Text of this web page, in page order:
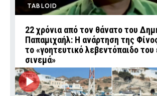
TABLOID
22 χρόνια από τον θάνατο του
Παπαμιχαήλ: Η ανάρτηση της
το «γοητευτικό λεβεντόπαιδο του
σινεμά»